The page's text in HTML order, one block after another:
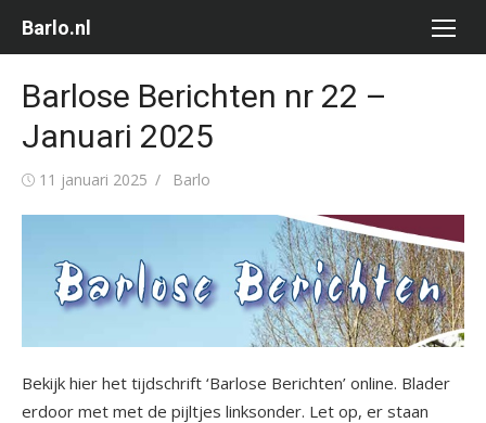
naar
inhoud
Barlo.nl
Barlose Berichten nr 22 –
Januari 2025
Gepubliceerd
11 januari 2025 Auteur
Barlo
Bekijk hier het tijdschrift ‘Barlose Berichten’ online. Blader
erdoor met met de pijltjes linksonder. Let op, er staan